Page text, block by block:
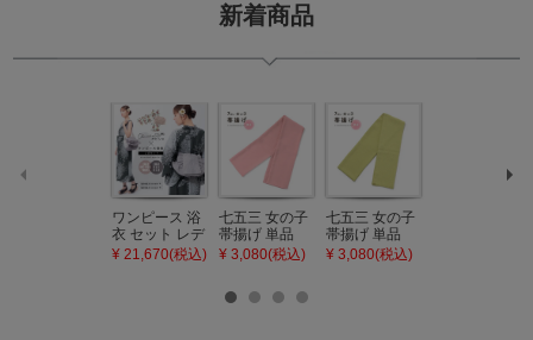
新着商品
ワンピース 浴
衣 セット レデ
ィース 吸水速
乾 ポリエステ
¥ 21,670(税込)
七五三 女の子
帯揚げ 単品
「灰桃色」日
本製 7歳 女児
びあげ 和装 着
¥ 3,080(税込)
七五三 女の子
帯揚げ 単品
「若葉色」日
本製 7歳 女児
¥ 3,080(税込)
へ